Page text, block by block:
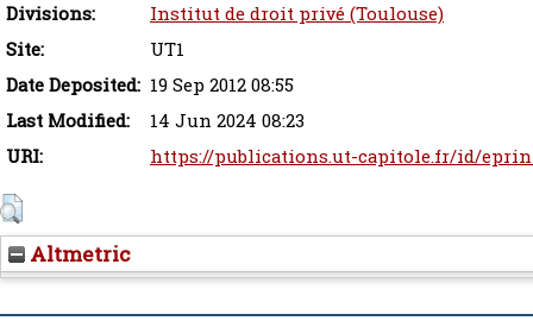
Divisions:
Institut de droit privé (Toulouse)
Site:
UT1
Date Deposited: 19 Sep 2012 08:55
Last Modified:
14 Jun 2024 08:23
URI:
https://publications.ut-capitole.fr/id/
Altmetric